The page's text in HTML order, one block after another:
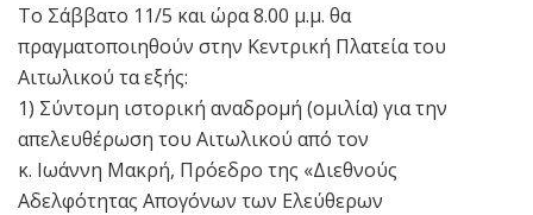
Το Σάββατο 11/5 και ώρα 8.00 μ.μ. θα
πραγματοποιηθούν στην Κεντρική Πλατεία του
Αιτωλικού τα εξής:
1) Σύντομη ιστορική αναδρομή (ομιλία) για την
απελευθέρωση του Αιτωλικού από τον
κ. Ιωάννη Μακρή, Πρόεδρο της «Διεθνούς
Αδελφότητας Απογόνων των Ελεύθερων